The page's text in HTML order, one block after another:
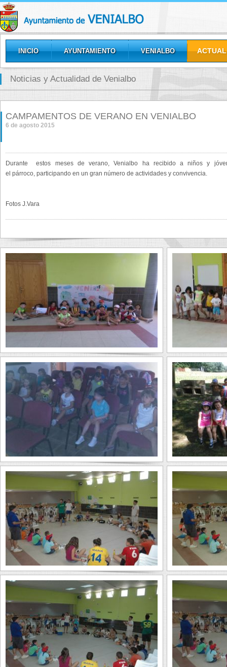
INICIO AYUNTAMIENTO VENIALBO
GALERÍAS
Noticias y Actualidad de Venialbo
CAMPAMENTOS DE VERANO EN VENIALBO
6 de agosto 2015
Durante estos meses de verano, Venialbo ha recibido a niños y
el párroco, participando en un gran número de actividades y convivencia.
Fotos J.Vara